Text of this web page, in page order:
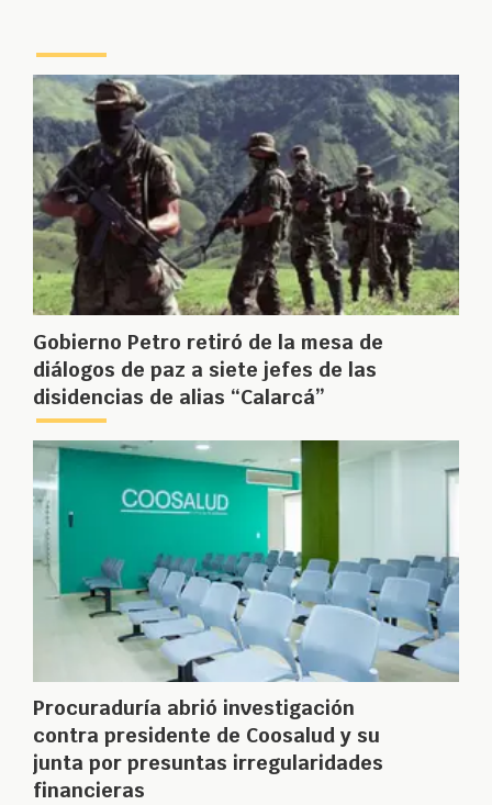
Gobierno Petro retiró de la mesa de
diálogos de paz a siete jefes de las
disidencias de alias “Calarcá”
Procuraduría abrió investigación
contra presidente de Coosalud y su
junta por presuntas irregularidades
financieras